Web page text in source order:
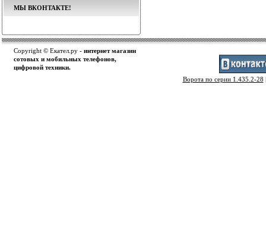
МЫ ВКОНТАКТЕ!
Copyright © Екател.ру - интернет магазин
сотовых и мобильных телефонов,
цифровой техники.
Ворота по серии 1.435.2-28